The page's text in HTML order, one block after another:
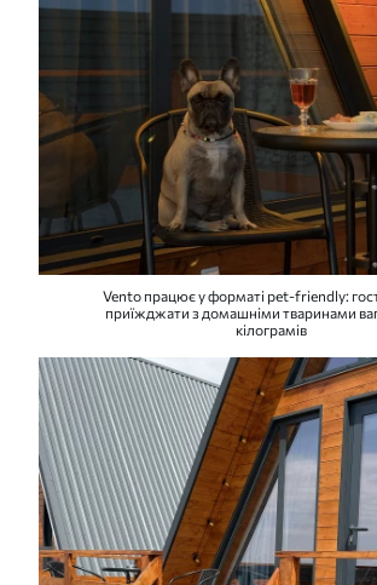
Vento працює у форматі pet-friendly:
приїжджати з домашніми тваринами
кілограмів